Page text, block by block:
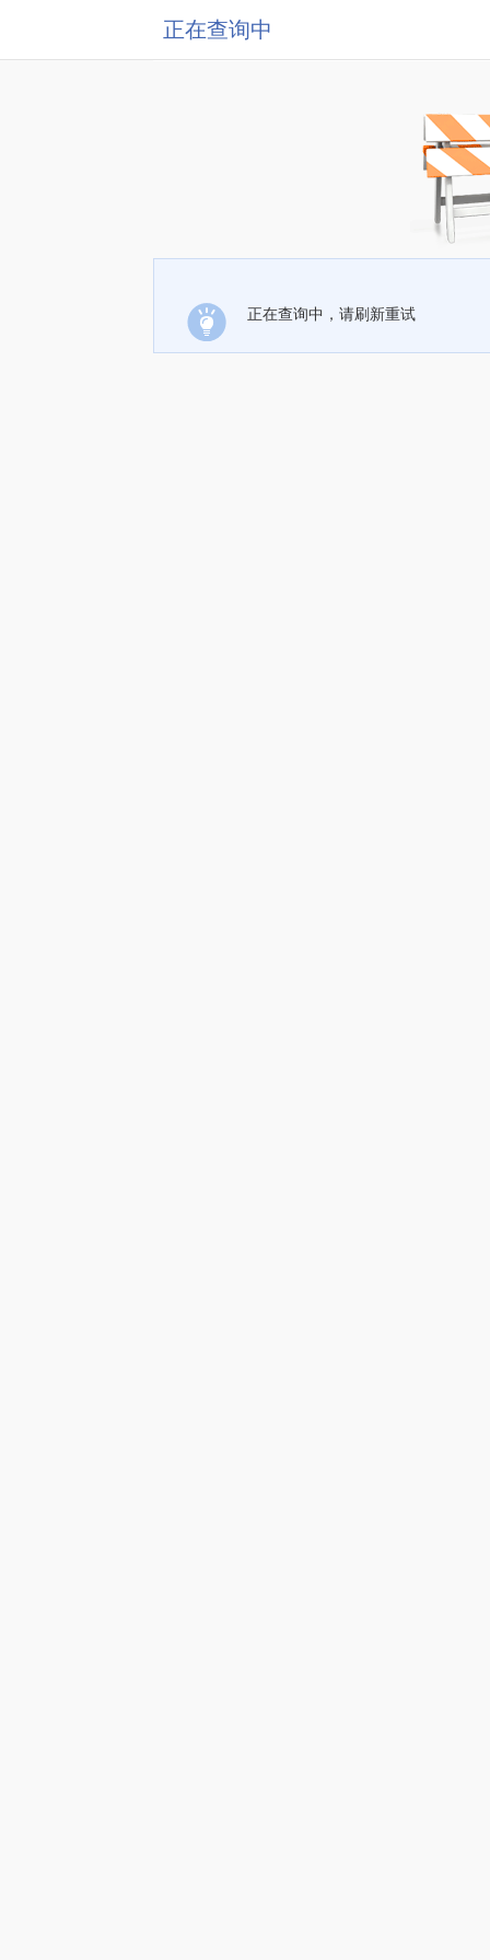
正在查询中
正在查询中，请刷新重试